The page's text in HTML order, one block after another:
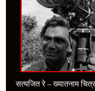
सत्यजित रे – ख्यातनाम